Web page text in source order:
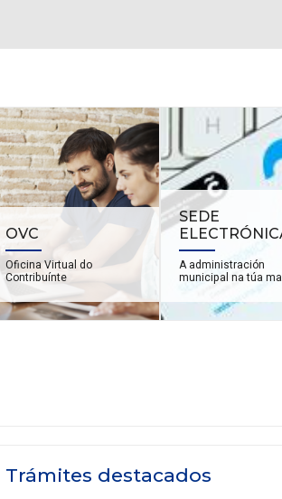
OVC
Oficina Virtual do
Contribuínte
SEDE
A administración
municipal na túa
Trámites destacados